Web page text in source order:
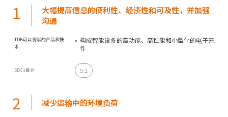
1
大幅提高信息的便利性、经济性和可及性，并加强
沟通
TDK可以贡献的产品和技
术
构成智能设备的高功能、高性能和小型化的电子元
件
SDGs目标 9.1
2 减少运输中的环境负荷